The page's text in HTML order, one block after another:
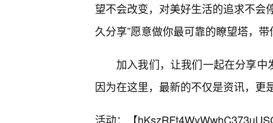
望不会改变，对美好生活的追求不会
久分享”愿意做你最可靠的瞭望塔，
加入我们，让我们一起在分享中
因为在这里，最新的不仅是资讯，更
活动：【